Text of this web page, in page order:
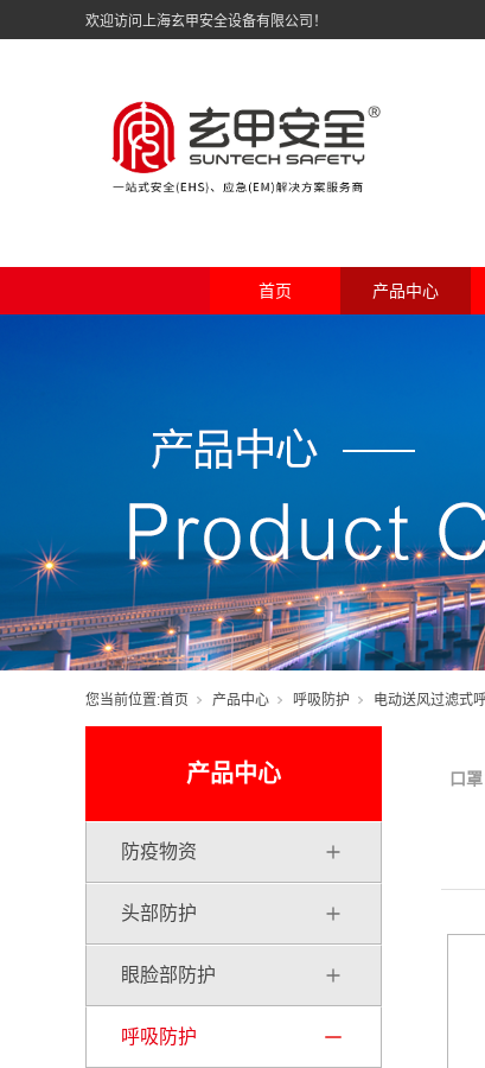
欢迎访问上海玄甲安全设备有限公司！
首页 产品中心
您当前位置:首页 产品中心 呼吸防护 电动送风过滤式
产品中心
防疫物资
头部防护
眼脸部防护
呼吸防护
口罩